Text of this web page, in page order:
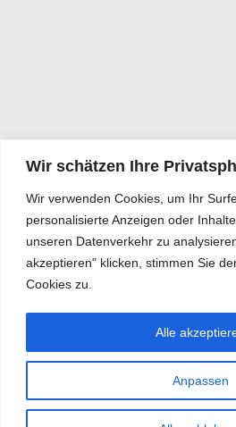
Wir schätzen Ihre
Wir verwenden Cookies, um Ihr
personalisierte Anzeigen oder
unseren Datenverkehr zu
akzeptieren" klicken, stimmen Sie
Cookies zu.
Anpassen
Alle